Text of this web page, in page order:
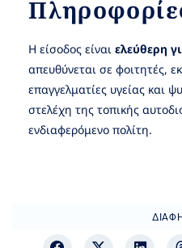
Η είσοδος είναι ελεύθερη
απευθύνεται σε φοιτητές,
επαγγελματίες υγείας και
στελέχη της τοπικής
ενδιαφερόμενο πολίτη.